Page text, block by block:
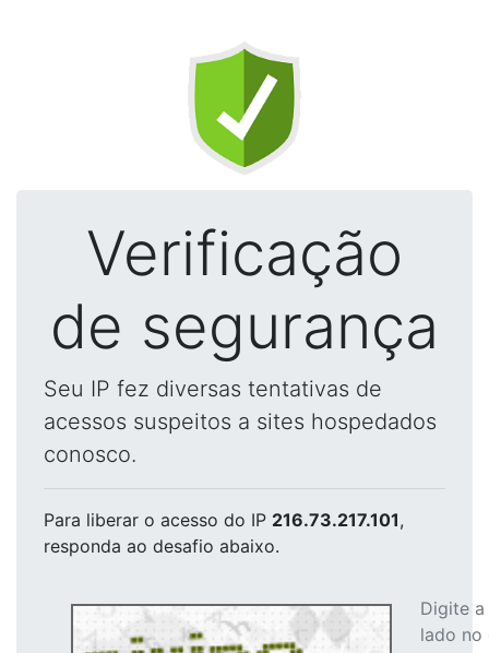
Verificação
de segurança
Seu IP fez diversas tentativas de
acessos suspeitos a sites hospedados
conosco.
Para liberar o acesso do IP 216.73.217.101,
responda ao desafio abaixo.
Digite
lado no